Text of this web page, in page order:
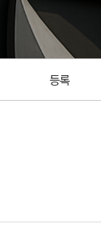
등록